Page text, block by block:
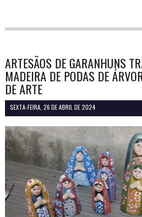
ARTESÃOS DE GARANHUNS
MADEIRA DE PODAS DE
DE ARTE
SEXTA-FEIRA, 26 DE ABRIL DE 2024